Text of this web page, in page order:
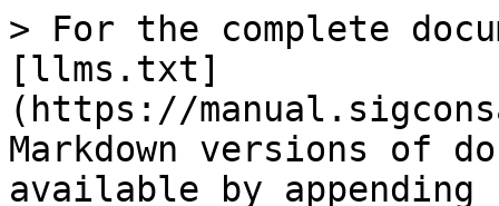
> For the complete
[llms.txt]
(https://
Markdown versions of
available by